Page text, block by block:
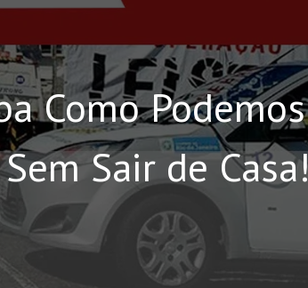
Como
Sem Sair de